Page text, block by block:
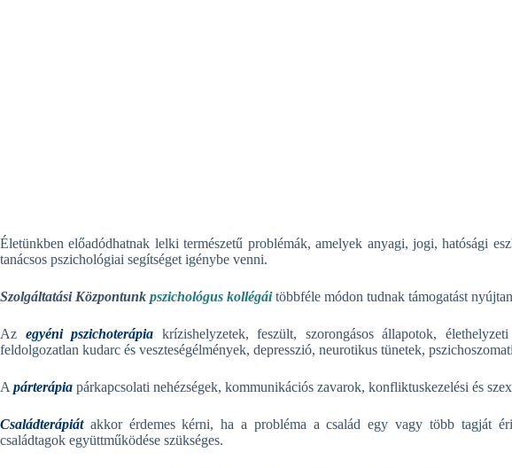
Életünkben előadódhatnak lelki természetű problémák, amelyek anyagi, jogi, hatósági
tanácsos pszichológiai segítséget igénybe venni.
Szolgáltatási Központunk pszichológus kollégáitöbbféle módon tudnak támogatást
Az egyéni pszichoterápia krízishelyzetek, feszült, szorongásos állapotok,
feldolgozatlan kudarc és veszteségélmények, depresszió, neurotikus tünetek,
A párterápia párkapcsolati nehézségek, kommunikációs zavarok, konfliktuskezelési és
Családterápiátakkor érdemes kérni, ha a probléma a család egy vagy több tagját
családtagok együttműködése szükséges.